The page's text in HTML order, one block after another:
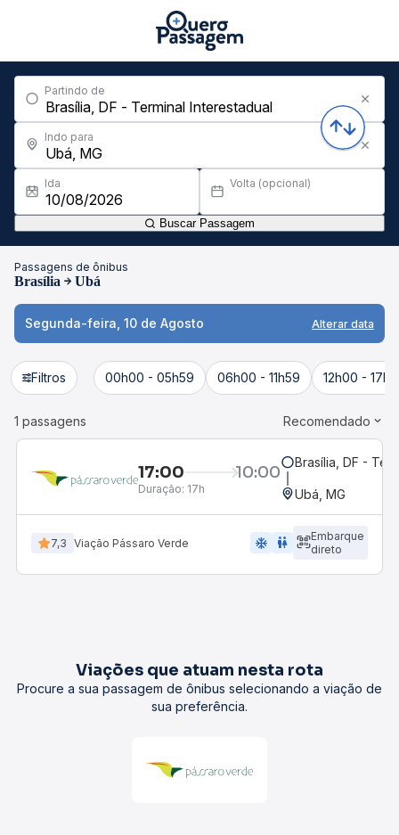
Partindo de
Indo para
Ida Volta (opcional)
Buscar Passagem
Passagens de ônibus
Brasília Ubá
Segunda-feira, 10 de Agosto Alterar data
Filtros 00h00 - 05h59 06h00 - 11h59 12h00 -
1 passagens Recomendado
17:00 10:00
Duração: 17h
Brasília, DF -
Ubá, MG
7,3 Viação Pássaro Verde ac_unit wc
Embarque
direto
Viações que atuam nesta rota
Procure a sua passagem de ônibus selecionando a viação de
sua preferência.